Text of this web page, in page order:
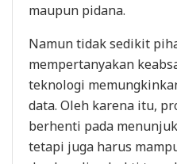
maupun pidana.
Namun tidak sedikit
mempertanyakan
teknologi
data. Oleh karena itu,
berhenti pada
tetapi juga harus